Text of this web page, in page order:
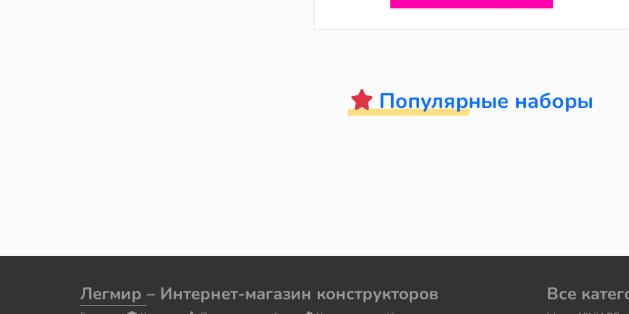
Популярные наборы
Легмир – Интернет-магазин конструкторов Все